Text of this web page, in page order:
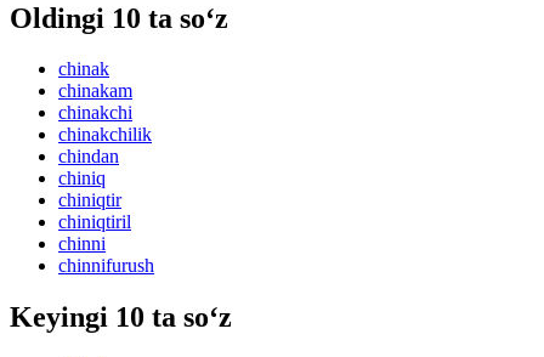
Oldingi 10 ta so‘z
chinak
chinakam
chinakchi
chinakchilik
chindan
chiniq
chiniqtir
chiniqtiril
chinni
chinnifurush
Keyingi 10 ta so‘z